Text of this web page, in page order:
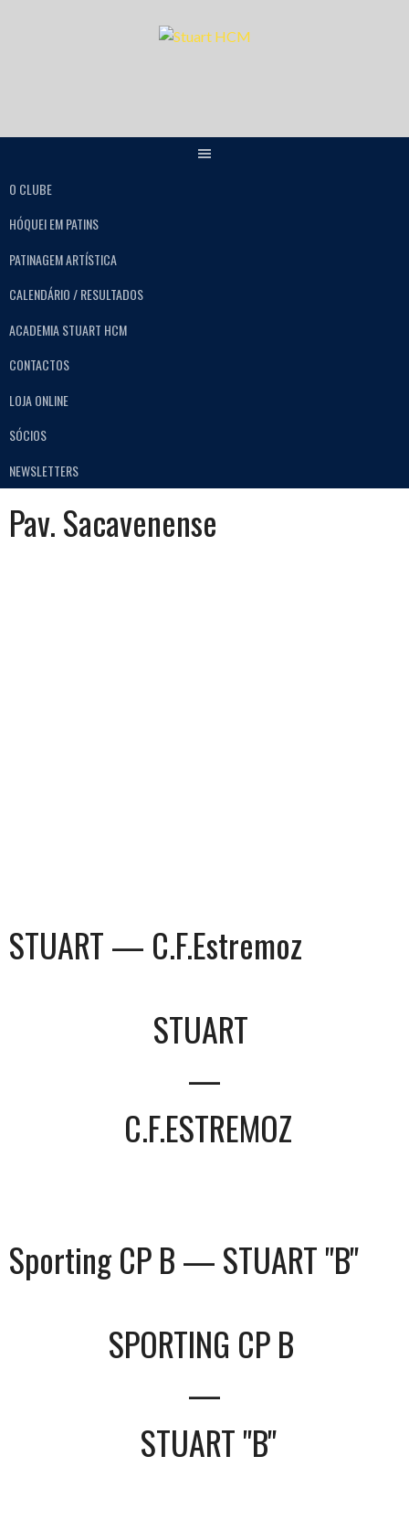
O CLUBE
HÓQUEI EM PATINS
PATINAGEM ARTÍSTICA
CALENDÁRIO / RESULTADOS
ACADEMIA STUART HCM
CONTACTOS
LOJA ONLINE
SÓCIOS
NEWSLETTERS
Pav. Sacavenense
STUART — C.F.Estremoz
STUART
—
C.F.ESTREMOZ
Sporting CP B — STUART "B"
SPORTING CP B
—
STUART "B"